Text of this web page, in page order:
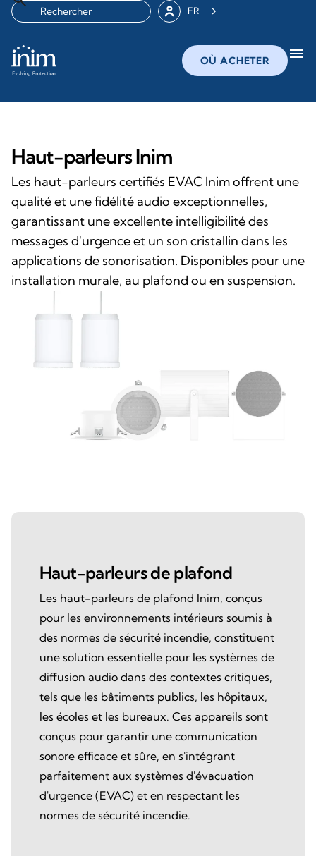
FR
OÙ ACHETER menu
Haut-parleurs Inim
Les haut-parleurs certifiés EVAC Inim offrent une
qualité et une fidélité audio exceptionnelles,
garantissant une excellente intelligibilité des
messages d'urgence et un son cristallin dans les
applications de sonorisation. Disponibles pour une
installation murale, au plafond ou en suspension.
Haut-parleurs de plafond
Les haut-parleurs de plafond Inim, conçus
pour les environnements intérieurs soumis à
des normes de sécurité incendie, constituent
une solution essentielle pour les systèmes de
diffusion audio dans des contextes critiques,
tels que les bâtiments publics, les hôpitaux,
les écoles et les bureaux. Ces appareils sont
conçus pour garantir une communication
sonore efficace et sûre, en s'intégrant
parfaitement aux systèmes d'évacuation
d'urgence (EVAC) et en respectant les
normes de sécurité incendie.